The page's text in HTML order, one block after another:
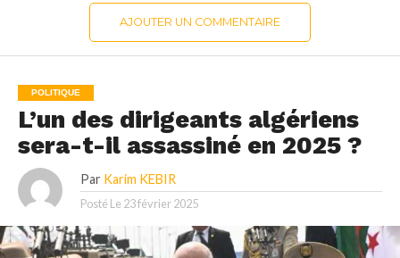
AJOUTER UN COMMENTAIRE
POLITIQUE
L’un des dirigeants algériens
sera-t-il assassiné en 2025 ?
Par Karim KEBIR
Posté Le 23 février 2025